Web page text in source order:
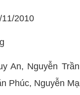
2010
An, Nguyễn
Phúc, Nguyễn